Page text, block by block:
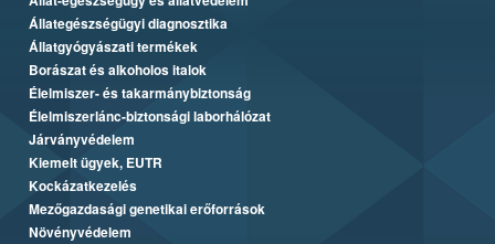
Állategészségügyi diagnosztika
Állatgyógyászati termékek
Borászat és alkoholos italok
Élelmiszer- és takarmánybiztonság
Élelmiszerlánc-biztonsági laborhálózat
Járványvédelem
Kiemelt ügyek, EUTR
Kockázatkezelés
Mezőgazdasági genetikai erőforrások
Növényvédelem